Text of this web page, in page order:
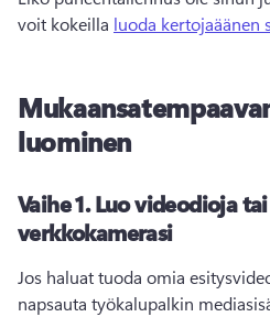
voit kokeilla luoda kertojaäänen
luominen
Vaihe 1.Luo videodioja
verkkokamerasi
Jos haluat tuoda omia
napsauta työkalupalkin